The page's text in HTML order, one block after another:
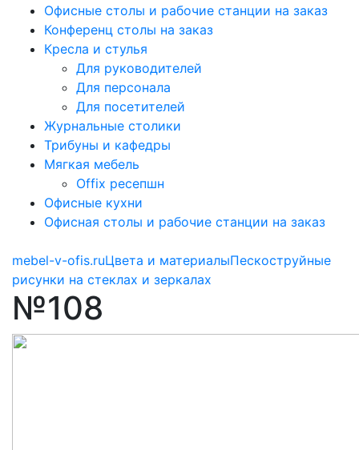
Офисные столы и рабочие станции на заказ
Конференц столы на заказ
Кресла и стулья
Для руководителей
Для персонала
Для посетителей
Журнальные столики
Трибуны и кафедры
Мягкая мебель
Offix ресепшн
Офисные кухни
Офисная столы и рабочие станции на заказ
mebel-v-ofis.ruЦвета и материалыПескоструйные
рисунки на стеклах и зеркалах
№108